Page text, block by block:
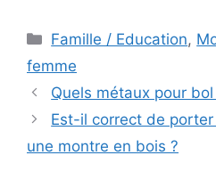
Catégories
Famille / Education,
femme
Navigation
des
Quels métaux pour
Est-il correct de
une montre en bois ?